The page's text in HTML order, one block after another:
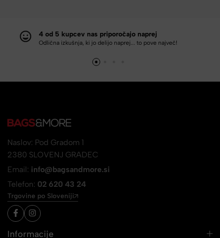
4 od 5 kupcev nas priporočajo naprej
Odlična izkušnja, ki jo delijo naprej... to pove največ!
Naslov: Pod Gradom 1
2380 SLOVENJ GRADEC
Email: info@bagsandmore.si
Telefon: 02 620 43 24
Trgovine po Sloveniji
Informacije